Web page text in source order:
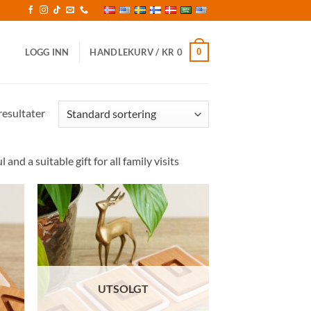
LOGG INN HANDLEKURV / KR 0 0
and a suitable gift for all family visits
UTSOLGT